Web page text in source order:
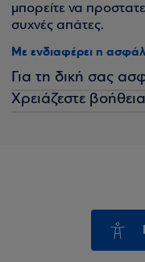
μπορείτε να
συχνές απάτες.
Με ενδιαφέρει η
Για τη δική σας
Χρειάζεστε